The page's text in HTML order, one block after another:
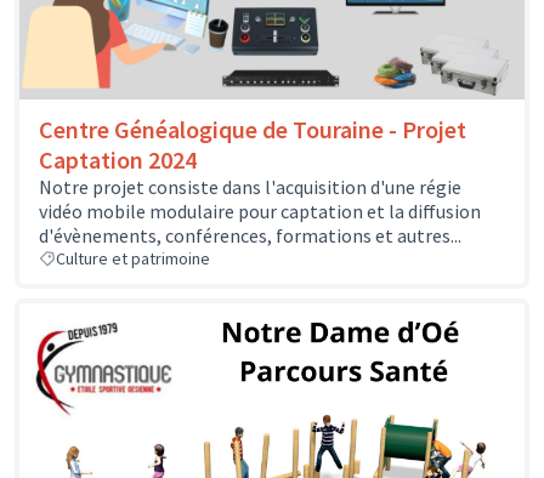
Centre Généalogique de Touraine - Projet
Captation 2024
Notre projet consiste dans l'acquisition d'une régie
vidéo mobile modulaire pour captation et la diffusion
d'évènements, conférences, formations et autres...
Culture et patrimoine